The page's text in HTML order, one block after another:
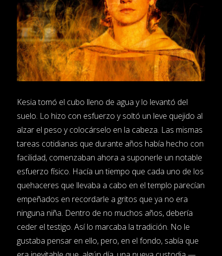
Kesia tomó el cubo lleno de agua y lo levantó del
suelo. Lo hizo con esfuerzo y soltó un leve quejido al
alzar el peso y colocárselo en la cabeza. Las mismas
tareas cotidianas que durante años había hecho con
facilidad, comenzaban ahora a suponerle un notable
esfuerzo físico. Hacía un tiempo que cada uno de los
quehaceres que llevaba a cabo en el templo parecían
empeñados en recordarle a gritos que ya no era
ninguna niña. Dentro de no muchos años, debería
ceder el testigo. Así lo marcaba la tradición. No le
gustaba pensar en ello, pero, en el fondo, sabía que